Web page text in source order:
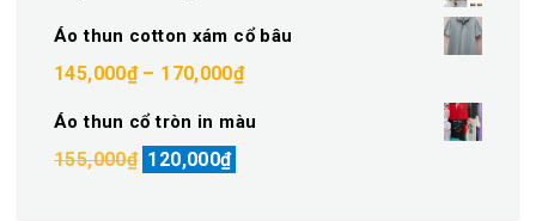
đến
100,000₫
Áo thun cotton xám cổ bâu
145,000₫ – 170,000₫Khoảng
Áo thun cổ tròn in màu
155,000₫ Giá
120,000₫